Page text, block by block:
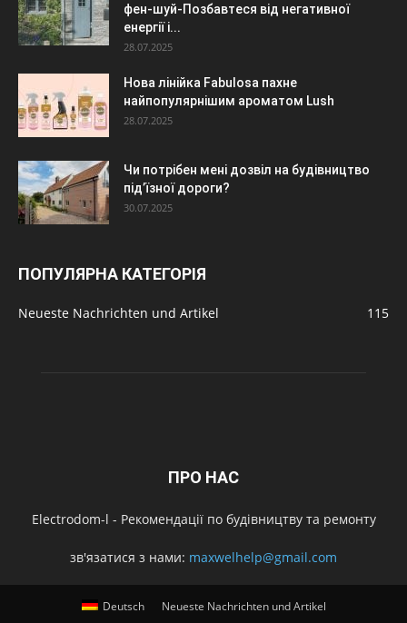
фен-шуй-Позбавтеся від негативної
енергії і...
28.07.2025
Нова лінійка Fabulosa пахне
найпопулярнішим ароматом Lush
28.07.2025
Чи потрібен мені дозвіл на будівництво
під’їзної дороги?
30.07.2025
ПОПУЛЯРНА КАТЕГОРІЯ
Neueste Nachrichten und Artikel 115
ПРО НАС
Electrodom-l - Рекомендації по будівництву та ремонту
зв'язатися з нами: maxwelhelp@gmail.com
Deutsch Neueste Nachrichten und Artikel